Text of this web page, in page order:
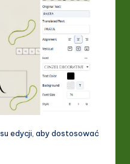
edycji, aby dostosować